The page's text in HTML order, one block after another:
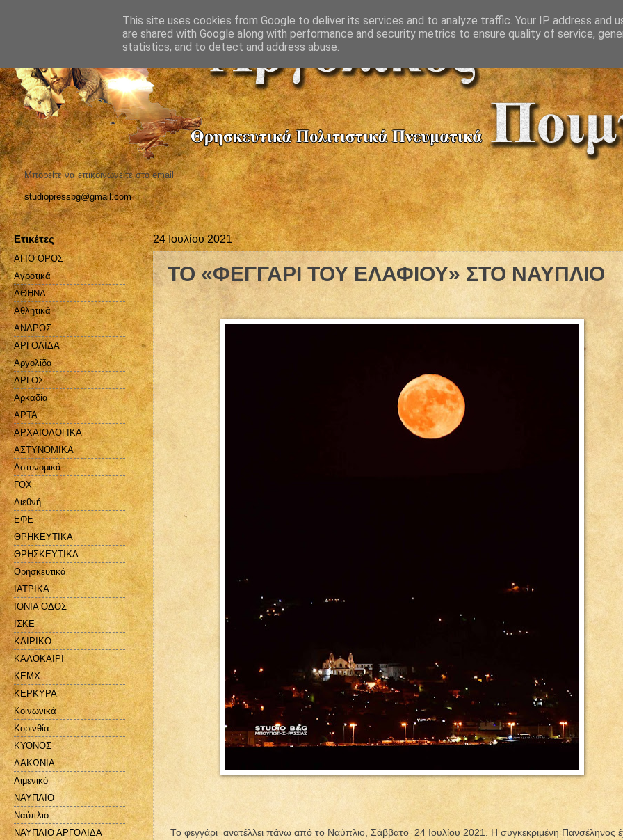
Μπορείτε να επικοινωνείτε στο email
studiopressbg@gmail.com
24 Ιουλίου 2021
ΤΟ «ΦΕΓΓΑΡΙ ΤΟΥ ΕΛΑΦΙΟΥ» ΣΤΟ ΝΑΥΠΛΙΟ
Το φεγγάρι ανατέλλει πάνω από το Ναύπλιο, Σάββατο 24 Ιουλίου 2021. Η συγκεκριμένη Πανσέληνος
Ετικέτες
ΑΓΙΟ ΟΡΟΣ
Αγροτικά
ΑΘΗΝΑ
Αθλητικά
ΑΝΔΡΟΣ
ΑΡΓΟΛΙΔΑ
Αργολίδα
ΑΡΓΟΣ
Αρκαδία
ΑΡΤΑ
ΑΡΧΑΙΟΛΟΓΙΚΑ
ΑΣΤΥΝΟΜΙΚΑ
Αστυνομικά
ΓΟΧ
Διεθνή
ΕΦΕ
ΘΡΗΚΕΥΤΙΚΑ
ΘΡΗΣΚΕΥΤΙΚΑ
Θρησκευτικά
ΙΑΤΡΙΚΑ
ΙΟΝΙΑ ΟΔΟΣ
ΙΣΚΕ
ΚΑΙΡΙΚΟ
ΚΑΛΟΚΑΙΡΙ
ΚΕΜΧ
ΚΕΡΚΥΡΑ
Κοινωνικά
Κορινθία
ΚΥΘΝΟΣ
ΛΑΚΩΝΙΑ
Λιμενικό
ΝΑΥΠΛΙΟ
Ναύπλιο
ΝΑΥΠΛΙΟ ΑΡΓΟΛΙΔΑ
This site uses cookies from Google to deliver its services and to analyze traffic. Your IP address and
are shared with Google along with performance and security metrics to ensure quality of service,
statistics, and to detect and address abuse.